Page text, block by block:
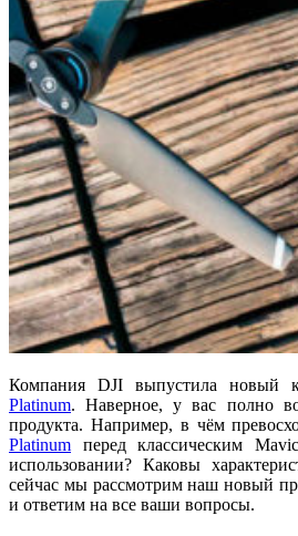
Компания DJI выпустила новый
Platinum. Наверное, у вас полно
продукта. Например, в чём
Platinum перед классическим
использовании? Каковы
сейчас мы рассмотрим наш новый
и ответим на все ваши вопросы.